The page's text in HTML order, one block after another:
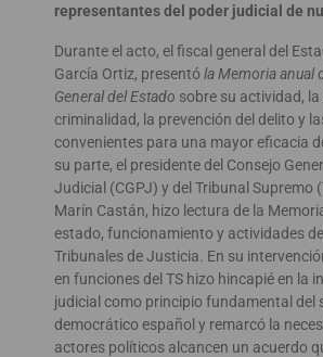
representantes del poder judicial de
Durante el acto, el fiscal general del
García Ortiz, presentó la Memoria anual
General del Estado sobre su actividad,
criminalidad, la prevención del delito y
convenientes para una mayor eficacia
su parte, el presidente del Consejo
Judicial (CGPJ) y del Tribunal Supremo
Marín Castán, hizo lectura de la
estado, funcionamiento y actividades
Tribunales de Justicia. En su
en funciones del TS hizo hincapié en la
judicial como principio fundamental del
democrático español y remarcó la
actores políticos alcancen un acuerdo